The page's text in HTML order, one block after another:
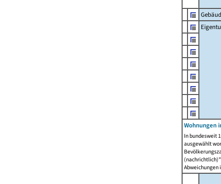
Wohnungen
In bundesweit
ausgewählt
Abweichungen